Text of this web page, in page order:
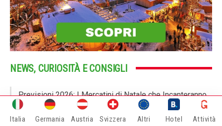
NEWS, CURIOSITÀ E CONSIGLI
Previsioni 2026: I Mercatini di Natale che Incanteranno
l’Europa
Italia Germania Austria Svizzera Altri Hotel Attività